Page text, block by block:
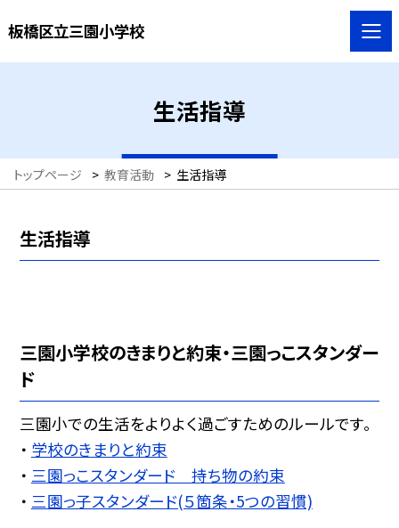
板橋区立三園小学校
生活指導
トップページ > 教育活動 > 生活指導
生活指導
三園小学校のきまりと約束・三園っこスタンダー
ド
三園小での生活をよりよく過ごすためのルールです。
・ 学校のきまりと約束
・ 三園っこスタンダード 持ち物の約束
・ 三園っ子スタンダード(５箇条・5つの習慣)